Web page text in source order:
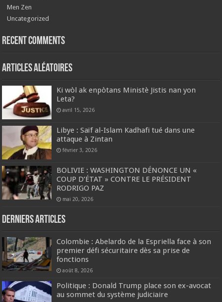
Men Zen
Uncategorized
Recent Comments
Articles aléatoires
Ki wòl ak enpòtans Ministè Jistis nan yon
Leta?
avril 15, 2026
Libye : Saïf al-Islam Kadhafi tué dans une
attaque à Zintan
février 3, 2026
BOLIVIE : WASHINGTON DÉNONCE UN «
COUP D’ÉTAT » CONTRE LE PRÉSIDENT
RODRIGO PAZ
mai 20, 2026
Derniers articles
Colombie : Abelardo de la Espriella face à son
premier défi sécuritaire dès sa prise de
fonctions
août 8, 2026
Politique : Donald Trump place son ex-avocat
au sommet du système judiciaire